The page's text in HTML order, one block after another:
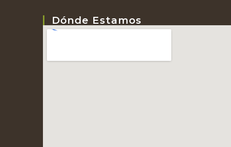
Dónde Estamos